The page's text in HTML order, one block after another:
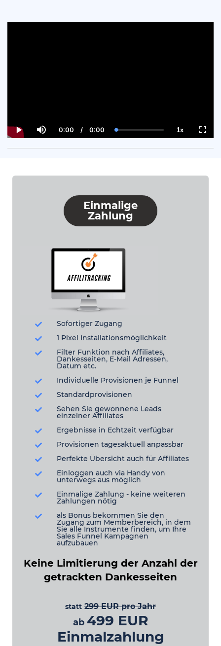
Play Mute
Current
Time
0:00 / Duration
0:00 Loaded:
0.00%
1xPlayback
Rate
Einmalige
Zahlung
Sofortiger Zugang
1 Pixel Installationsmöglichkeit
Filter Funktion nach Affiliates,
Dankesseiten, E-Mail Adressen,
Datum etc.
Individuelle Provisionen je Funnel
Standardprovisionen
Sehen Sie gewonnene Leads
einzelner Affiliates
Ergebnisse in Echtzeit verfügbar
Provisionen tagesaktuell anpassbar
Perfekte Übersicht auch für Affiliates
Einloggen auch via Handy von
unterwegs aus möglich
Einmalige Zahlung - keine weiteren
Zahlungen nötig
als Bonus bekommen Sie den
Zugang zum Memberbereich, in dem
Sie alle Instrumente finden, um Ihre
Sales Funnel Kampagnen
aufzubauen
Keine Limitierung der Anzahl der
getrackten Dankesseiten
statt 299 EUR pro Jahr
ab 499 EUR
Einmalzahlung